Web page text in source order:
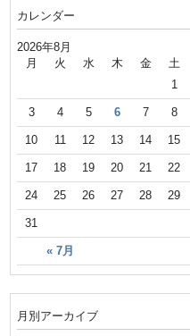
カレンダー
2026年8月
月 火 水 木 金 土
« 7月
1
3 4 5 6 7 8
10 11 12 13 14 15
17 18 19 20 21 22
24 25 26 27 28 29
31
月別アーカイブ